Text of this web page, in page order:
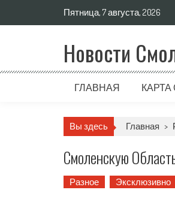
Пятница, 7 августа, 2026
Новости
ГЛАВНАЯ
Вы здесь Главная >
Смоленскую
Разное Эксклюзивно